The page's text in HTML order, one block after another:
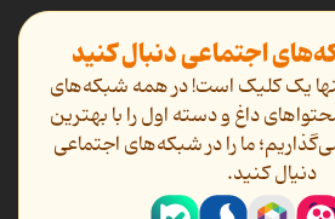
اجتماعی دنبال کنید
یک کلیک است! در همه شبکه‌های
داغ و دسته اول را با بهترین
ما را در شبکه‌های اجتماعی
دنیال کنید.